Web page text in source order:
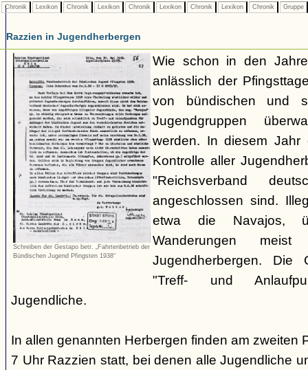
Chronik Lexikon Chronik Lexikon Chronik Lexikon Chronik Lexikon Chronik Gruppe
Razzien in Jugendherbergen
Schreiben der Gestapo betr. „Fahrtenbetrieb der
Bündischen Jugend Pfingsten 1938“
Wie schon in den
anlässlich der
von bündischen und
Jugendgruppen
werden. In diesem Jahr
Kontrolle aller
"Reichsverband
angeschlossen sind.
etwa die Navajos,
Wanderungen
Jugendherbergen.
"Treff- und
Jugendliche.
In allen genannten Herbergen finden am zweiten
7 Uhr Razzien statt, bei denen alle Jugendliche